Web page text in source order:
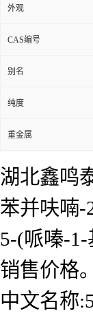
外观
CAS编号
别名
纯度
重金属
湖北鑫鸣
苯并呋喃-
5-(哌嗪-
销售价格。
中文名称